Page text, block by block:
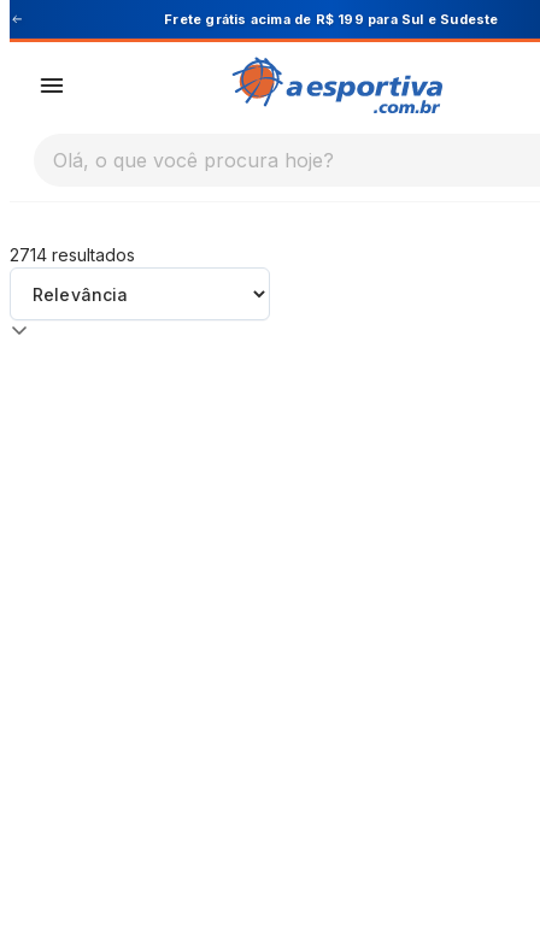
A Esportiva Cupom PRIMEIRA10 para 10% OFF na
Olá, o que você procura hoje?
2714 resultados